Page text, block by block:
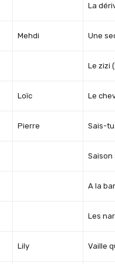
La
Mehdi Une
Le zizi
Loïc Le
Pierre Sais-
Saison
A la
Les
Lily Vaille